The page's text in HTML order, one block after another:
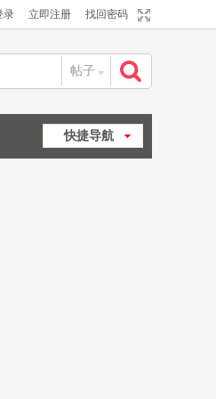
录 立即注册 找回密码
帖子
快捷导航